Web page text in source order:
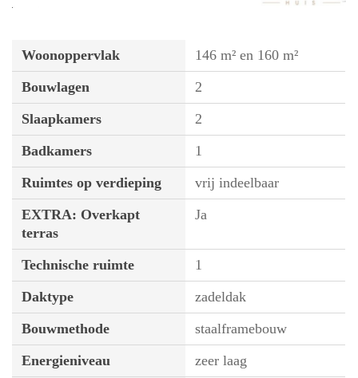
Woonoppervlak
146 m² en 160 m²
Bouwlagen
2
Slaapkamers
2
Badkamers
1
Ruimtes op verdieping
vrij indeelbaar
EXTRA: Overkapt
terras
Ja
Technische ruimte
1
Daktype
zadeldak
Bouwmethode
staalframebouw
Energieniveau
zeer laag